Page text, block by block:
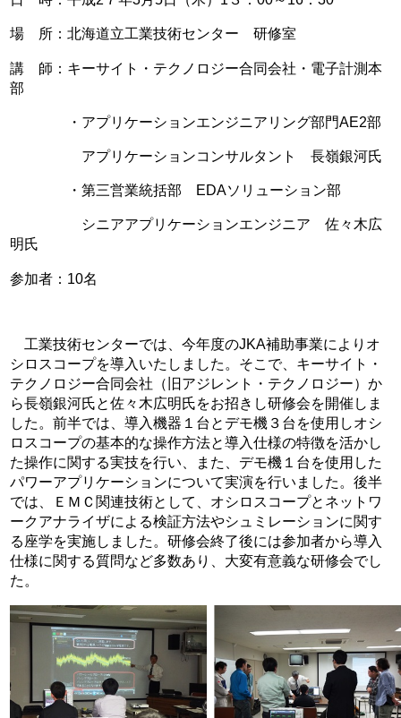
場 所：北海道立工業技術センター 研修室
講 師：キーサイト・テクノロジー合同会社・電子計測本
部
・アプリケーションエンジニアリング部門AE2部
アプリケーションコンサルタント 長嶺銀河氏
・第三営業統括部 EDAソリューション部
シニアアプリケーションエンジニア 佐々木広
明氏
参加者：10名
工業技術センターでは、今年度のJKA補助事業によりオ
シロスコープを導入いたしました。そこで、キーサイト・
テクノロジー合同会社（旧アジレント・テクノロジー）か
ら長嶺銀河氏と佐々木広明氏をお招きし研修会を開催しま
した。前半では、導入機器１台とデモ機３台を使用しオシ
ロスコープの基本的な操作方法と導入仕様の特徴を活かし
た操作に関する実技を行い、また、デモ機１台を使用した
パワーアプリケーションについて実演を行いました。後半
では、ＥＭＣ関連技術として、オシロスコープとネットワ
ークアナライザによる検証方法やシュミレーションに関す
る座学を実施しました。研修会終了後には参加者から導入
仕様に関する質問など多数あり、大変有意義な研修会でし
た。